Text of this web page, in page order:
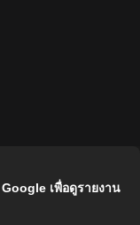
เพื่อดูรายงาน